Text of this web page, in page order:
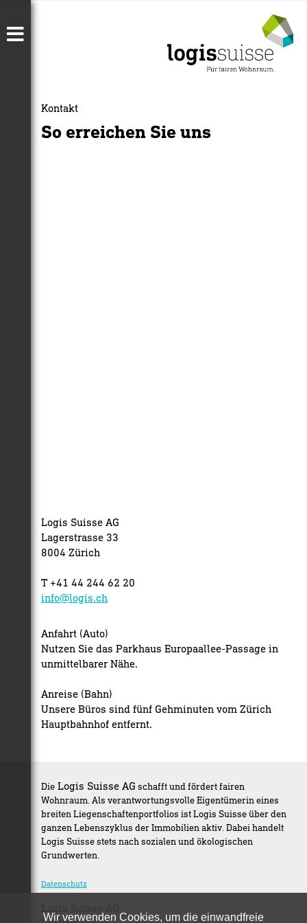
Kontakt
So erreichen Sie uns
Logis Suisse AG
Lagerstrasse 33
8004 Zürich
T +41 44 244 62 20
info@logis.ch
Anfahrt (Auto)
Nutzen Sie das Parkhaus Europaallee-Passage in
unmittelbarer Nähe.
Anreise (Bahn)
Unsere Büros sind fünf Gehminuten vom Zürich
Hauptbahnhof entfernt.
Die Logis Suisse AG schafft und fördert fairen
Wohnraum. Als verantwortungsvolle Eigentümerin eines
breiten Liegenschaftenportfolios ist Logis Suisse über den
ganzen Lebenszyklus der Immobilien aktiv. Dabei handelt
Logis Suisse stets nach sozialen und ökologischen
Grundwerten.
Datenschutz
Wir verwenden Cookies, um die einwandfreie